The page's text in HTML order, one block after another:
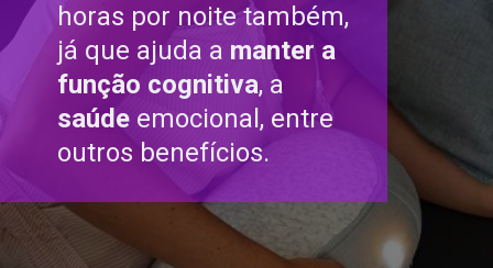
horas por noite também,
já que ajuda a manter a
função cognitiva, a
saúde emocional, entre
outros benefícios.